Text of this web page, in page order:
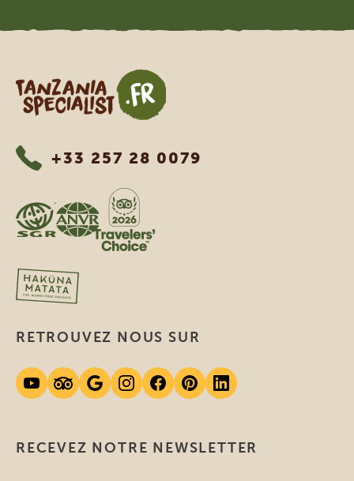
Tanzania Specialist
+33 257 28 0079
RECEVEZ NOTRE NEWSLETTER
RETROUVEZ NOUS SUR